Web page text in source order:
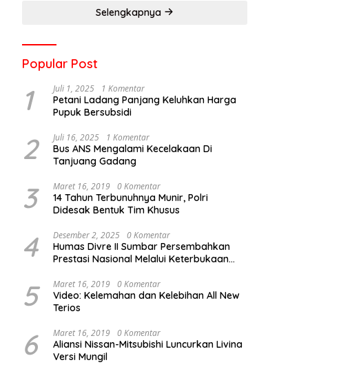
Selengkapnya
Popular Post
1 Juli 1, 2025 1 Komentar
Petani Ladang Panjang Keluhkan Harga
Pupuk Bersubsidi
2 Juli 16, 2025 1 Komentar
Bus ANS Mengalami Kecelakaan Di
Tanjuang Gadang
3 Maret 16, 2019 0 Komentar
14 Tahun Terbunuhnya Munir, Polri
Didesak Bentuk Tim Khusus
4 Desember 2, 2025 0 Komentar
Humas Divre II Sumbar Persembahkan
Prestasi Nasional Melalui Keterbukaan
5 Maret 16, 2019 0 Komentar
Video: Kelemahan dan Kelebihan All New
Terios
6 Maret 16, 2019 0 Komentar
Aliansi Nissan-Mitsubishi Luncurkan Livina
Versi Mungil